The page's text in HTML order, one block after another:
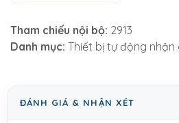
Tham chiếu nội bộ: 2913
Danh mục: Thiết bị tự động nhận
ĐÁNH GIÁ & NHẬN XÉT